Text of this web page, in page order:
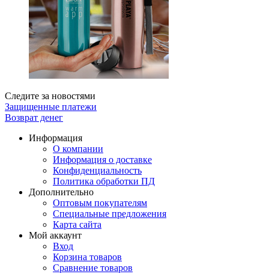
Следите за новостями
Защищенные платежи
Возврат денег
Информация
О компании
Информация о доставке
Конфиденциальность
Политика обработки ПД
Дополнительно
Оптовым покупателям
Специальные предложения
Карта сайта
Мой аккаунт
Вход
Корзина товаров
Сравнение товаров